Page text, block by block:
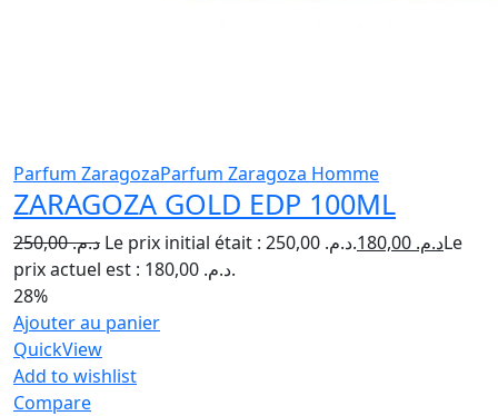
Parfum ZaragozaParfum Zaragoza Homme
ZARAGOZA GOLD EDP 100ML
د.م.250,00 Le prix initial était : د.م. 250,00. د.م.Le
prix actuel est : د.م. 180,00.
28%
Ajouter au panier
QuickView
Add to wishlist
Compare